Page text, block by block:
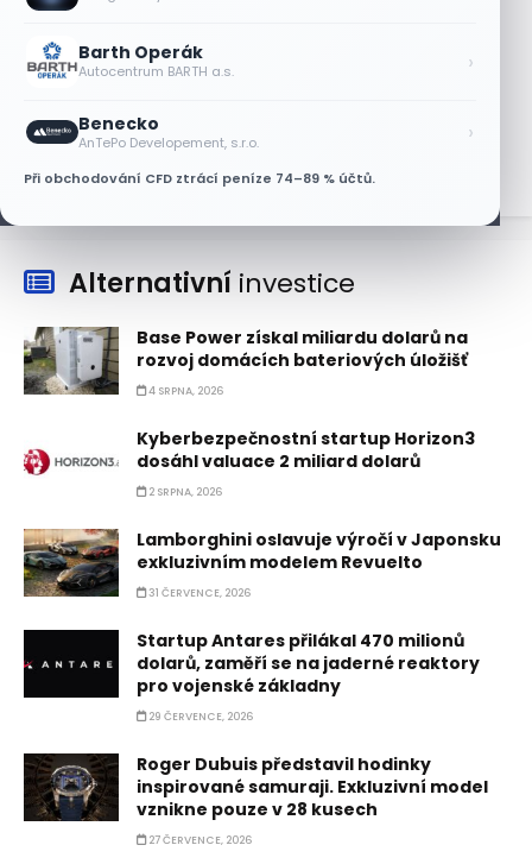
Barth Operák
Autocentrum BARTH a.s. ›
Benecko
AnTePo Developement, s.r.o. ›
Při obchodování CFD ztrácí peníze 74–89 % účtů.
Lisa Su zlehčuje Muskův závazek vůči
6 SRPNA, 2026
Alternativní investice
Base Power získal miliardu dolarů na
rozvoj domácích bateriových úložišť
4 SRPNA, 2026
Kyberbezpečnostní startup Horizon3
dosáhl valuace 2 miliard dolarů
2 SRPNA, 2026
Lamborghini oslavuje výročí v Japonsku
exkluzivním modelem Revuelto
31 ČERVENCE, 2026
Startup Antares přilákal 470 milionů
dolarů, zaměří se na jaderné reaktory
pro vojenské základny
29 ČERVENCE, 2026
Roger Dubuis představil hodinky
inspirované samuraji. Exkluzivní model
vznikne pouze v 28 kusech
27 ČERVENCE, 2026